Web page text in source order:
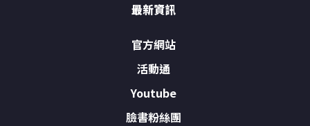
最新資訊
官方網站
活動通
Youtube
臉書粉絲團